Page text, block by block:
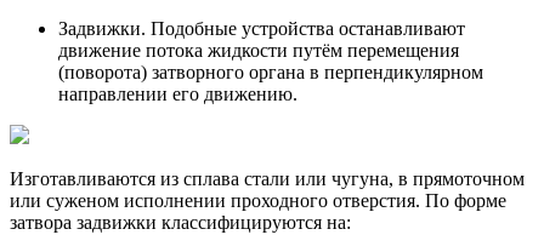
Задвижки. Подобные устройства останавливают
движение потока жидкости путём перемещения
(поворота) затворного органа в перпендикулярном
направлении его движению.
Изготавливаются из сплава стали или чугуна, в прямоточном
или суженом исполнении проходного отверстия. По форме
затвора задвижки классифицируются на: